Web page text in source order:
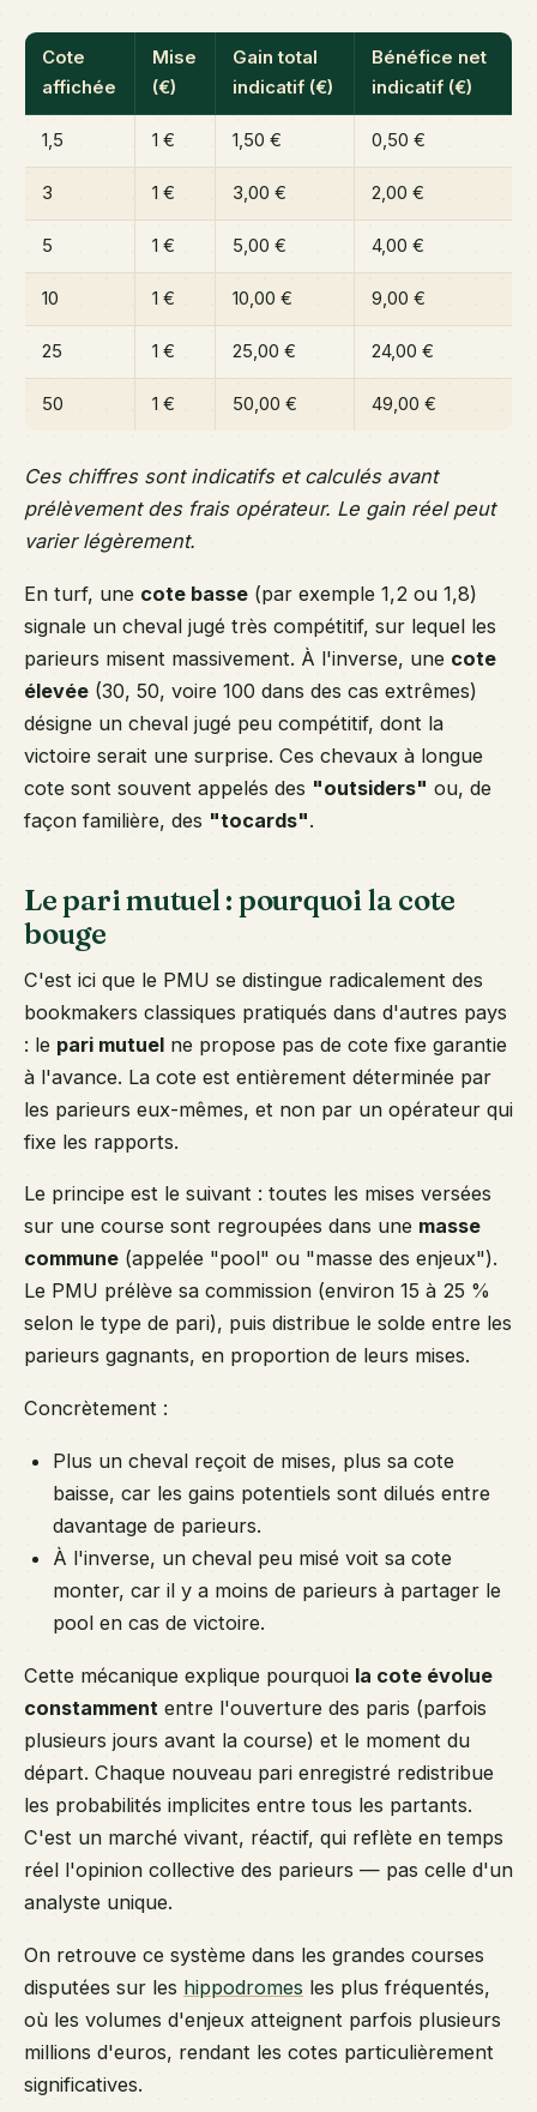
Cote
affichée
Mise
(€)
Gain total
indicatif (€)
Bénéfice net
indicatif (€)
1,5 1 € 1,50 € 0,50 €
3 1 € 3,00 € 2,00 €
5 1 € 5,00 € 4,00 €
10 1 € 10,00 € 9,00 €
25 1 € 25,00 € 24,00 €
50 1 € 50,00 € 49,00 €
Ces chiffres sont indicatifs et calculés avant
prélèvement des frais opérateur. Le gain réel peut
varier légèrement.
En turf, une cote basse (par exemple 1,2 ou 1,8)
signale un cheval jugé très compétitif, sur lequel les
parieurs misent massivement. À l'inverse, une cote
élevée (30, 50, voire 100 dans des cas extrêmes)
désigne un cheval jugé peu compétitif, dont la
victoire serait une surprise. Ces chevaux à longue
cote sont souvent appelés des "outsiders" ou, de
façon familière, des "tocards".
Le pari mutuel : pourquoi la cote
bouge
C'est ici que le PMU se distingue radicalement des
bookmakers classiques pratiqués dans d'autres pays
: le pari mutuel ne propose pas de cote fixe garantie
à l'avance. La cote est entièrement déterminée par
les parieurs eux-mêmes, et non par un opérateur qui
fixe les rapports.
Le principe est le suivant : toutes les mises versées
sur une course sont regroupées dans une masse
commune (appelée "pool" ou "masse des enjeux").
Le PMU prélève sa commission (environ 15 à 25 %
selon le type de pari), puis distribue le solde entre les
parieurs gagnants, en proportion de leurs mises.
Concrètement :
Plus un cheval reçoit de mises, plus sa cote
baisse, car les gains potentiels sont dilués entre
davantage de parieurs.
À l'inverse, un cheval peu misé voit sa cote
monter, car il y a moins de parieurs à partager le
pool en cas de victoire.
Cette mécanique explique pourquoi la cote évolue
constamment entre l'ouverture des paris (parfois
plusieurs jours avant la course) et le moment du
départ. Chaque nouveau pari enregistré redistribue
les probabilités implicites entre tous les partants.
C'est un marché vivant, réactif, qui reflète en temps
réel l'opinion collective des parieurs — pas celle d'un
analyste unique.
On retrouve ce système dans les grandes courses
disputées sur les hippodromes les plus fréquentés,
où les volumes d'enjeux atteignent parfois plusieurs
millions d'euros, rendant les cotes particulièrement
significatives.